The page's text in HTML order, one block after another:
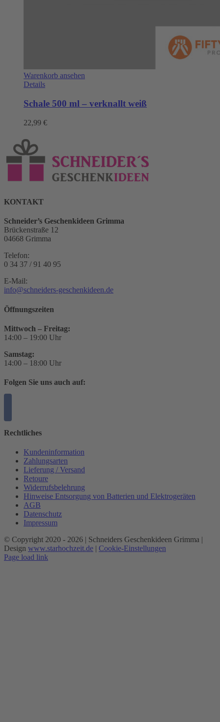
Warenkorb ansehen
Details
Schale 500 ml – verknallt weiß
22,99 €
KONTAKT
Schneider’s Geschenkideen Grimma
Brückenstraße 12
04668 Grimma
Telefon:
0 34 37 / 91 40 95
E-Mail:
info@schneiders-geschenkideen.de
Öffnungszeiten
Mittwoch – Freitag:
14:00 – 19:00 Uhr
Samstag:
14:00 – 18:00 Uhr
Folgen Sie uns auch auf:
Rechtliches
Kundeninformation
Zahlungsarten
Lieferung / Versand
Retoure
Widerrufsbelehrung
Hinweise Entsorgung von Batterien und Elektrogeräten
AGB
Datenschutz
Impressum
© Copyright 2020 - 2026 | Schneiders Geschenkideen Grimma |
Design www.starhochzeit.de | Cookie-Einstellungen
Page load link